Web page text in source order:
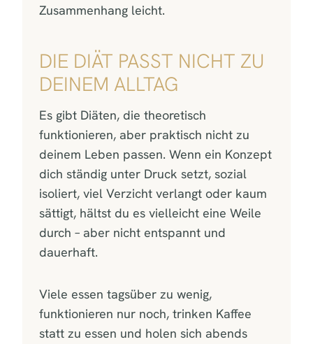
Zusammenhang leicht.
DIE DIÄT PASST NICHT ZU
DEINEM ALLTAG
Es gibt Diäten, die theoretisch
funktionieren, aber praktisch nicht zu
deinem Leben passen. Wenn ein Konzept
dich ständig unter Druck setzt, sozial
isoliert, viel Verzicht verlangt oder kaum
sättigt, hältst du es vielleicht eine Weile
durch – aber nicht entspannt und
dauerhaft.
Viele essen tagsüber zu wenig,
funktionieren nur noch, trinken Kaffee
statt zu essen und holen sich abends